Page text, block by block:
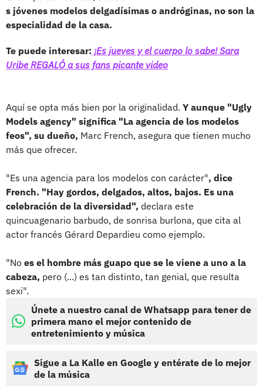
s jóvenes modelos delgadísimas o andróginas, no son la
especialidad de la casa.
Te puede interesar: ¡Es jueves y el cuerpo lo sabe! Sara
Uribe REGALÓ a sus fans picante video
Aquí se opta más bien por la originalidad. Y aunque "Ugly
Models agency" significa "La agencia de los modelos
feos", su dueño, Marc French, asegura que tienen mucho
más que ofrecer.
"Es una agencia para los modelos con carácter", dice
French. "Hay gordos, delgados, altos, bajos. Es una
celebración de la diversidad", declara este
quincuagenario barbudo, de sonrisa burlona, que cita al
actor francés Gérard Depardieu como ejemplo.
"No es el hombre más guapo que se le viene a uno a la
cabeza, pero (...) es tan distinto, tan genial, que resulta
sexi".
Únete a nuestro canal de Whatsapp para tener de
primera mano el mejor contenido de
entretenimiento y música
Sigue a La Kalle en Google y entérate de lo mejor
de la música